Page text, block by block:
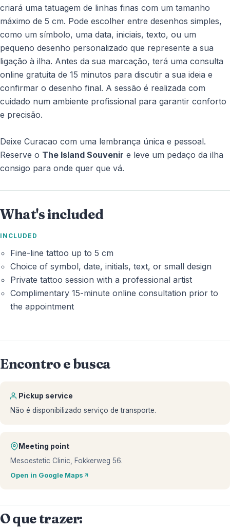
criará uma tatuagem de linhas finas com um tamanho
máximo de 5 cm. Pode escolher entre desenhos simples,
como um símbolo, uma data, iniciais, texto, ou um
pequeno desenho personalizado que represente a sua
ligação à ilha. Antes da sua marcação, terá uma consulta
online gratuita de 15 minutos para discutir a sua ideia e
confirmar o desenho final. A sessão é realizada com
cuidado num ambiente profissional para garantir conforto
e precisão.
Deixe Curacao com uma lembrança única e pessoal.
Reserve o The Island Souvenir e leve um pedaço da ilha
consigo para onde quer que vá.
What's included
INCLUDED
Fine-line tattoo up to 5 cm
Choice of symbol, date, initials, text, or small design
Private tattoo session with a professional artist
Complimentary 15-minute online consultation prior to
the appointment
Encontro e busca
Pickup service
Não é disponibilizado serviço de transporte.
Meeting point
Mesoestetic Clinic, Fokkerweg 56.
Open in Google Maps
O que trazer: